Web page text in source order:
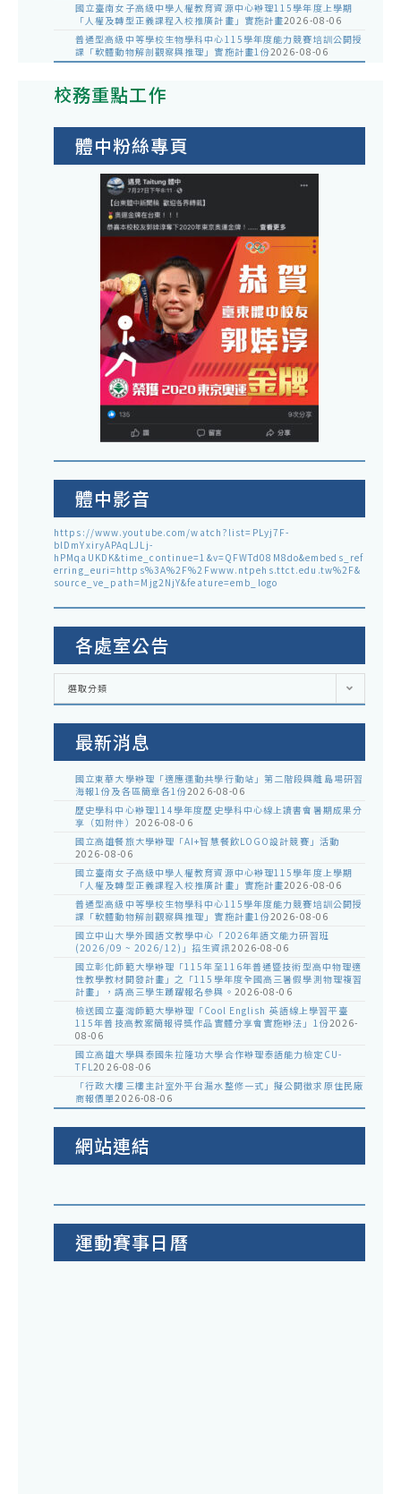
國立臺南女子高級中學人權教育資源中心辦理115學年度上學期
「人權及轉型正義課程入校推廣計畫」實施計畫2026-08-06
普通型高級中等學校生物學科中心115學年度能力競賽培訓公開授
課「軟體動物解剖觀察與推理」實施計畫1份2026-08-06
校務重點工作
體中粉絲專頁
體中影音
https://www.youtube.com/watch?list=PLyj7F-
blDmYxiryAPAqLJLj-
hPMqaUKDK&time_continue=1&v=QFWTd08M8do&embeds_ref
erring_euri=https%3A%2F%2Fwww.ntpehs.ttct.edu.tw%2F&
source_ve_path=Mjg2NjY&feature=emb_logo
各處室公告
各
室
選取分類
最新消息
國立東華大學辦理「適應運動共學行動站」第二階段與離島場研習
海報1份及各區簡章各1份2026-08-06
歷史學科中心辦理114學年度歷史學科中心線上讀書會暑期成果分
享（如附件） 2026-08-06
國立高雄餐旅大學辦理「AI+智慧餐飲LOGO設計競賽」活動
2026-08-06
國立臺南女子高級中學人權教育資源中心辦理115學年度上學期
「人權及轉型正義課程入校推廣計畫」實施計畫2026-08-06
普通型高級中等學校生物學科中心115學年度能力競賽培訓公開授
課「軟體動物解剖觀察與推理」實施計畫1份2026-08-06
國立中山大學外國語文教學中心「2026年語文能力研習班
(2026/09 ~ 2026/12)」招生資訊2026-08-06
國立彰化師範大學辦理「115年至116年普通暨技術型高中物理適
性教學教材開發計畫」之「115學年度全國高三暑假學測物理複習
計畫」，請高三學生踴躍報名參與。 2026-08-06
檢送國立臺灣師範大學辦理「Cool English 英語線上學習平臺
115年普技高教案簡報得獎作品實體分享會實施辦法」1份2026-
08-06
國立高雄大學與泰國朱拉隆功大學合作辦理泰語能力檢定CU-
TFL2026-08-06
「行政大樓三樓主計室外平台漏水整修一式」擬公開徵求原住民廠
商報價單2026-08-06
網站連結
運動賽事日曆